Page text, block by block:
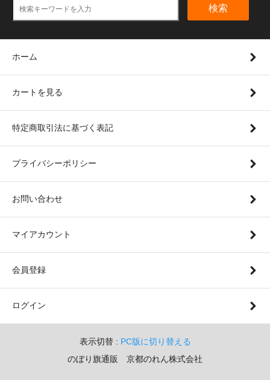
検索
ホーム
カートを見る
特定商取引法に基づく表記
プライバシーポリシー
お問い合わせ
マイアカウント
会員登録
ログイン
表示切替 : PC版に切り替える
のぼり旗通販 京都のれん株式会社